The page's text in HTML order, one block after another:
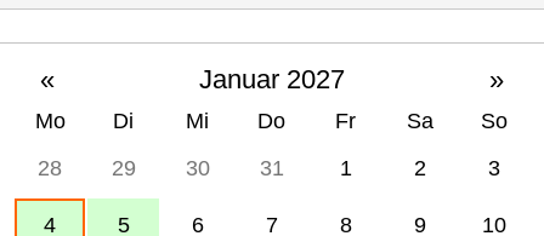
« Januar 2027 »
Mo Di Mi Do Fr Sa
So
28
29 30 31 1 2 3
4 5 6 7 8 9 10